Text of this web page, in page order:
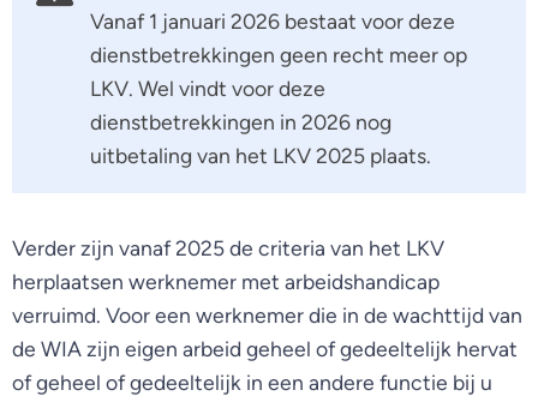
Vanaf 1 januari 2026 bestaat voor deze
dienstbetrekkingen geen recht meer op
LKV. Wel vindt voor deze
dienstbetrekkingen in 2026 nog
uitbetaling van het LKV 2025 plaats.
Verder zijn vanaf 2025 de criteria van het LKV
herplaatsen werknemer met arbeidshandicap
verruimd. Voor een werknemer die in de wachttijd van
de WIA zijn eigen arbeid geheel of gedeeltelijk hervat
of geheel of gedeeltelijk in een andere functie bij u